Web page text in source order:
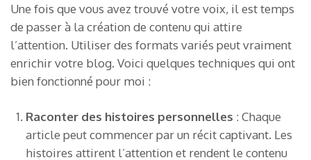
Une fois que vous avez trouvé votre voix, il est temps
de passer à la création de contenu qui attire
l’attention. Utiliser des formats variés peut vraiment
enrichir votre blog. Voici quelques techniques qui ont
bien fonctionné pour moi :
Raconter des histoires personnelles : Chaque
article peut commencer par un récit captivant. Les
histoires attirent l’attention et rendent le contenu